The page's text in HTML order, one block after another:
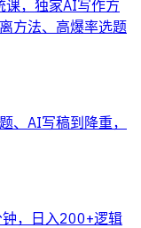
，独家AI写作方
方法、高爆率选题
、AI写稿到降重，
，日入200+逻辑